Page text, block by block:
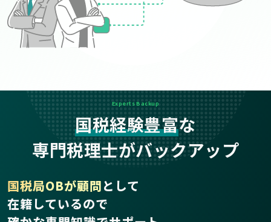
Experts Backup
国税経験豊富な
専門税理士がバックアップ
国税局OBが顧問として
在籍しているので